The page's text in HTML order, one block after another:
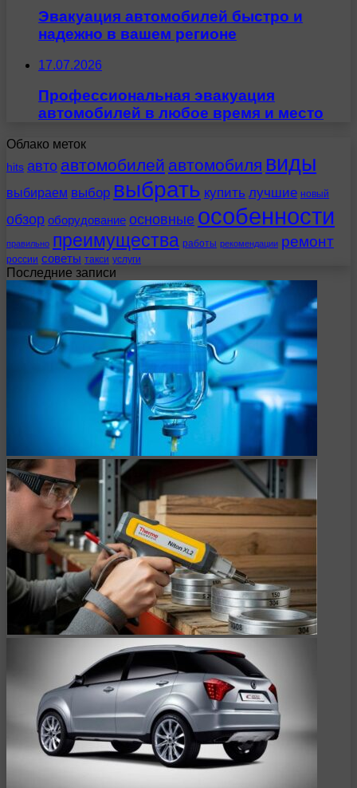
Эвакуация автомобилей быстро и
надежно в вашем регионе
17.07.2026
Профессиональная эвакуация
автомобилей в любое время и место
Облако меток
hits авто автомобилей автомобиля виды
выбираем выбор выбрать купить лучшие новый
обзор оборудование основные особенности
правильно преимущества работы рекомендации ремонт
россии советы такси услуги
Последние записи